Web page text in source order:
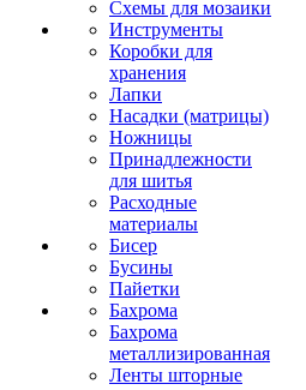
Схемы для мозаики
Инструменты
Коробки для
хранения
Лапки
Насадки (матрицы)
Ножницы
Принадлежности
для шитья
Расходные
материалы
Бисер
Бусины
Пайетки
Бахрома
Бахрома
металлизированная
Ленты шторные